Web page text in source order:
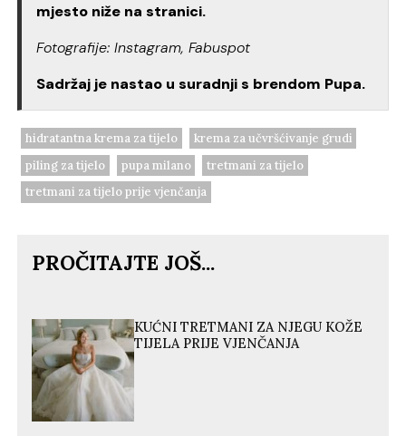
mjesto niže na stranici.
Fotografije: Instagram, Fabuspot
Sadržaj je nastao u suradnji s brendom Pupa.
hidratantna krema za tijelo
krema za učvršćivanje grudi
piling za tijelo
pupa milano
tretmani za tijelo
tretmani za tijelo prije vjenčanja
PROČITAJTE JOŠ...
KUĆNI TRETMANI ZA NJEGU KOŽE
TIJELA PRIJE VJENČANJA